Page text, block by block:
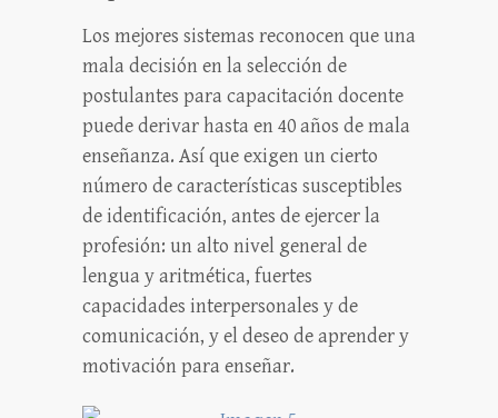
Los mejores sistemas reconocen que una
mala decisión en la selección de
postulantes para capacitación docente
puede derivar hasta en 40 años de mala
enseñanza. Así que exigen un cierto
número de características susceptibles
de identificación, antes de ejercer la
profesión: un alto nivel general de
lengua y aritmética, fuertes
capacidades interpersonales y de
comunicación, y el deseo de aprender y
motivación para enseñar.